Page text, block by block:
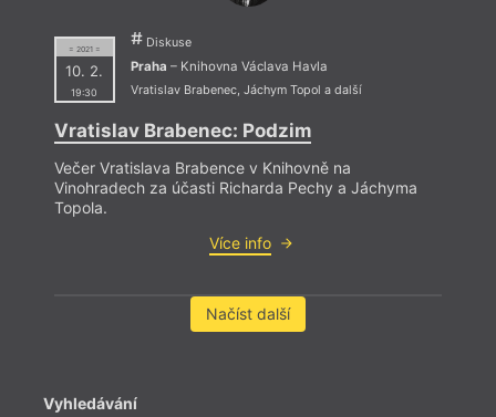
= 2021 =
10. 2.
19:30
Diskuse
Praha – Knihovna Václava Havla
Vratislav Brabenec,Jáchym Topol a další
Vratislav Brabenec: Podzim
Večer Vratislava Brabence v Knihovně na
Vinohradech za účasti Richarda Pechy a Jáchyma
Topola.
Více info
Načíst další
Vyhledávání